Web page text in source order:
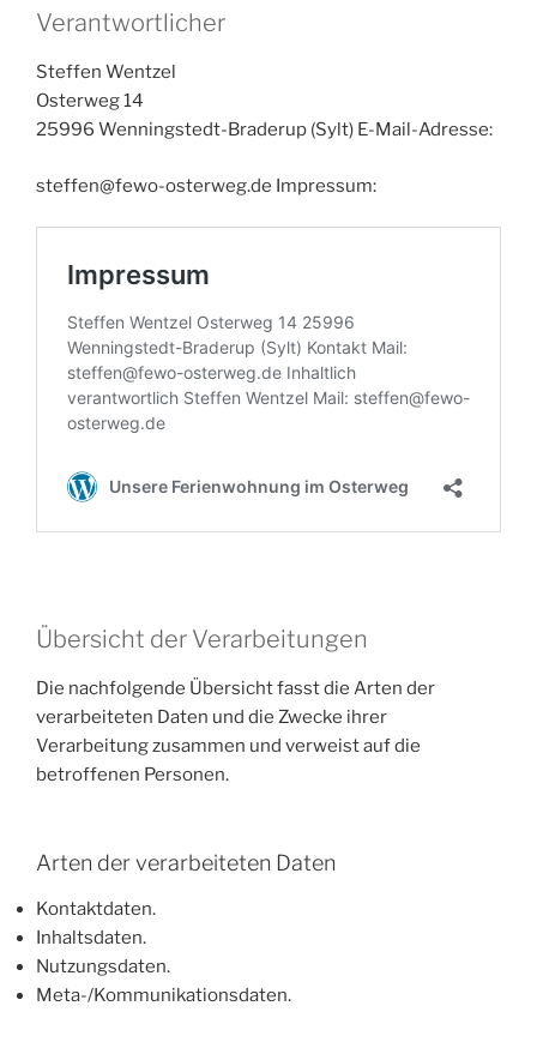
Verantwortlicher
Steffen Wentzel
Osterweg 14
25996 Wenningstedt-Braderup (Sylt) E-Mail-Adresse:
steffen@fewo-osterweg.de Impressum:
Übersicht der Verarbeitungen
Die nachfolgende Übersicht fasst die Arten der
verarbeiteten Daten und die Zwecke ihrer
Verarbeitung zusammen und verweist auf die
betroffenen Personen.
Arten der verarbeiteten Daten
Kontaktdaten.
Inhaltsdaten.
Nutzungsdaten.
Meta-/Kommunikationsdaten.